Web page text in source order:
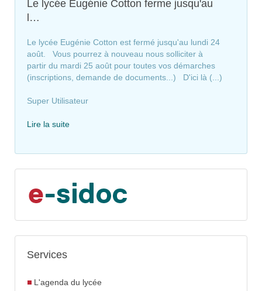
Le lycée Eugénie Cotton ferme jusqu'au
l…
Le lycée Eugénie Cotton est fermé jusqu'au lundi 24
août. Vous pourrez à nouveau nous solliciter à
partir du mardi 25 août pour toutes vos démarches
(inscriptions, demande de documents...) D'ici là (...)
Super Utilisateur
Lire la suite
Services
L'agenda du lycée